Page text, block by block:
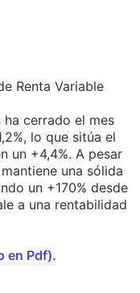
Renta Variable
cerrado el mes
lo que sitúa el
un +4,4%. A pesar
una sólida
un +170% desde
a una rentabilidad
en Pdf).